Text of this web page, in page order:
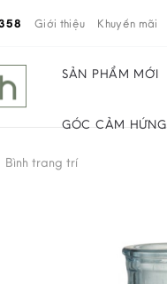
Giới thiệu Khuyến mãi
SẢN PHẨM MỚI
GÓC CẢM HỨNG
Bình trang trí